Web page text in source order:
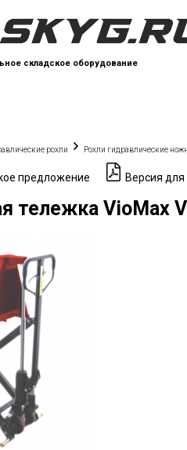
складское оборудование
рохли Рохли гидравлические
предложение Версия
тележка VioMax